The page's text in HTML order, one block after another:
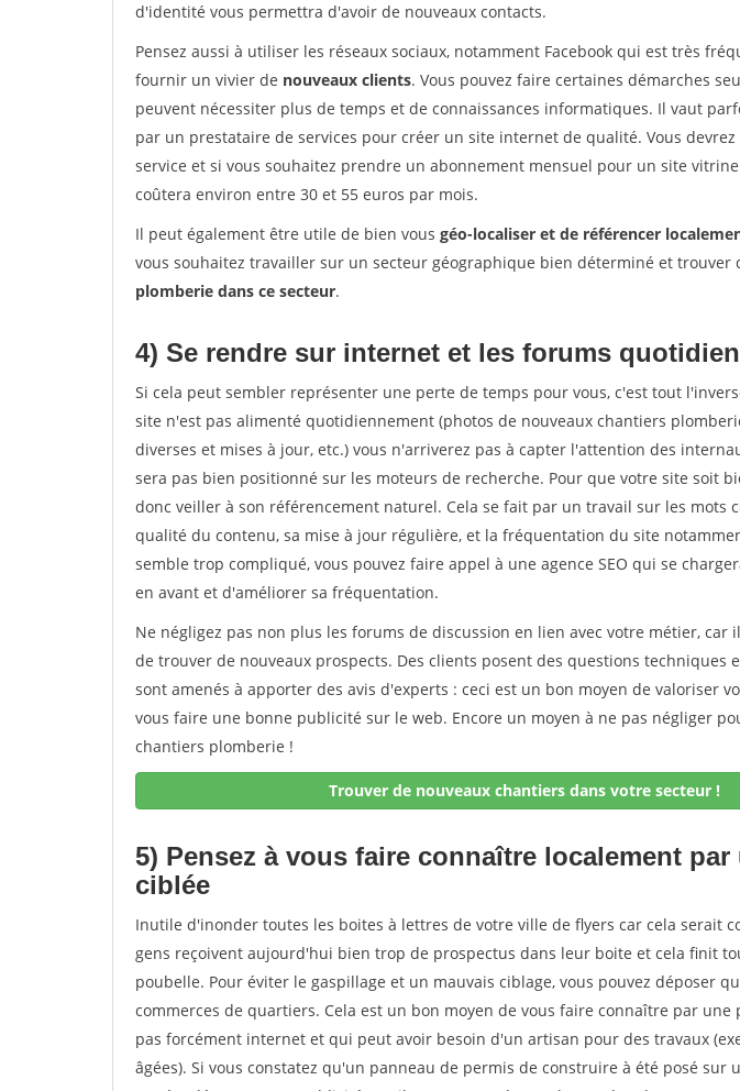
d'identité vous permettra d'avoir de nouveaux contacts.
Pensez aussi à utiliser les réseaux sociaux, notamment Facebook qui est très
fournir un vivier de nouveaux clients. Vous pouvez faire certaines démarches
peuvent nécessiter plus de temps et de connaissances informatiques. Il vaut
par un prestataire de services pour créer un site internet de qualité. Vous
service et si vous souhaitez prendre un abonnement mensuel pour un site
coûtera environ entre 30 et 55 euros par mois.
Il peut également être utile de bien vous géo-localiser et de référencer
vous souhaitez travailler sur un secteur géographique bien déterminé et trouver
plomberie dans ce secteur.
4) Se rendre sur internet et les forums
Si cela peut sembler représenter une perte de temps pour vous, c'est tout
site n'est pas alimenté quotidiennement (photos de nouveaux chantiers
diverses et mises à jour, etc.) vous n'arriverez pas à capter l'attention des
sera pas bien positionné sur les moteurs de recherche. Pour que votre site soit
donc veiller à son référencement naturel. Cela se fait par un travail sur les mots
qualité du contenu, sa mise à jour régulière, et la fréquentation du site
semble trop compliqué, vous pouvez faire appel à une agence SEO qui se
en avant et d'améliorer sa fréquentation.
Ne négligez pas non plus les forums de discussion en lien avec votre métier, car
de trouver de nouveaux prospects. Des clients posent des questions techniques
sont amenés à apporter des avis d'experts : ceci est un bon moyen de valoriser
vous faire une bonne publicité sur le web. Encore un moyen à ne pas négliger
chantiers plomberie !
Trouver de nouveaux chantiers dans votre secteur !
5) Pensez à vous faire connaître localement
ciblée
Inutile d'inonder toutes les boites à lettres de votre ville de flyers car cela serait
gens reçoivent aujourd'hui bien trop de prospectus dans leur boite et cela finit
poubelle. Pour éviter le gaspillage et un mauvais ciblage, vous pouvez déposer
commerces de quartiers. Cela est un bon moyen de vous faire connaître par
pas forcément internet et qui peut avoir besoin d'un artisan pour des travaux
âgées). Si vous constatez qu'un panneau de permis de construire à été posé sur